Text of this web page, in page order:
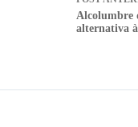
Alcolumbre
alternativa